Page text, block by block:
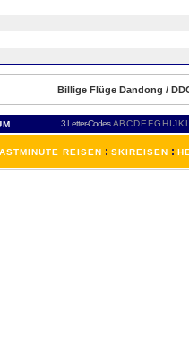
Billige Flüge Dandong /
3 Letter-Codes ABCDEFGH IJKL
REISEN : SKIREISEN :